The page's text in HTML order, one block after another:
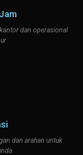
dan operasional
dan arahan untuk